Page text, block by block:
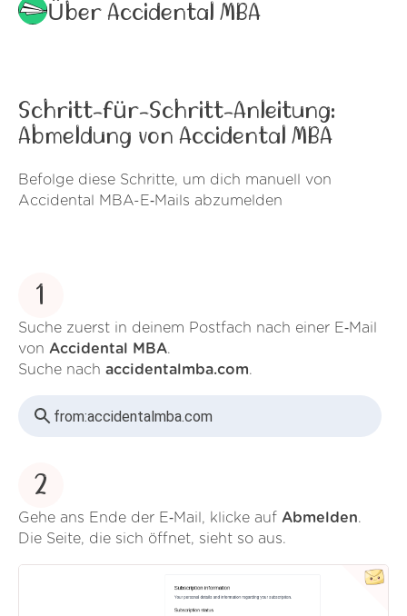
Über Accidental MBA
Schritt-für-Schritt-Anleitung:
Abmeldung von Accidental MBA
Befolge diese Schritte, um dich manuell von
Accidental MBA-E‑Mails abzumelden
1
Suche zuerst in deinem Postfach nach einer E‑Mail
von Accidental MBA.
Suche nach accidentalmba.com.
from:accidentalmba.com
2
Gehe ans Ende der E‑Mail, klicke auf Abmelden.
Die Seite, die sich öffnet, sieht so aus.